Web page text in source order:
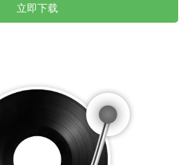
立即下载